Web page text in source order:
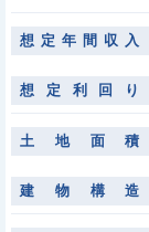
想 定 年 間 収 入
想 定 利 回 り
土 地 面 積
建 物 構 造